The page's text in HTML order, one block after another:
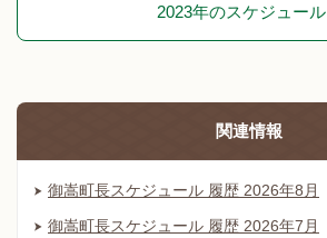
2023年のスケジュール
関連情報
御嵩町長スケジュール 履歴 2026年8月
御嵩町長スケジュール 履歴 2026年7月